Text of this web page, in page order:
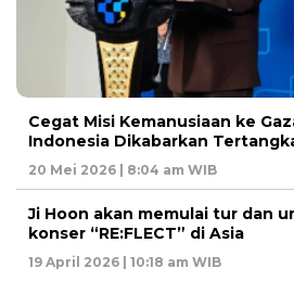
Cegat Misi Kemanusiaan ke
Indonesia Dikabarkan
20 Mei 2026 | 8:04 am WIB
Ji Hoon akan memulai tur dan
konser “RE:FLECT” di Asia
19 April 2026 | 10:18 am WIB